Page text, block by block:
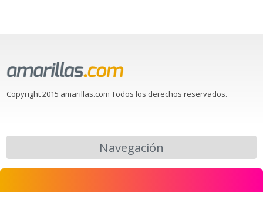
Copyright 2015 amarillas.com Todos los derechos reservados.
Navegación